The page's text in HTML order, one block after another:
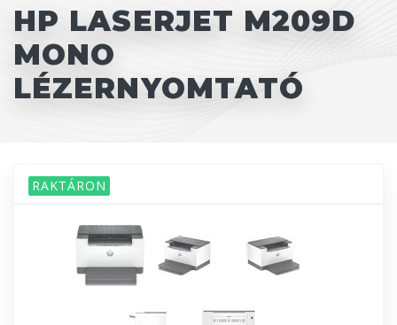
HP LASERJET M209D
MONO
LÉZERNYOMTATÓ
RAKTÁRON